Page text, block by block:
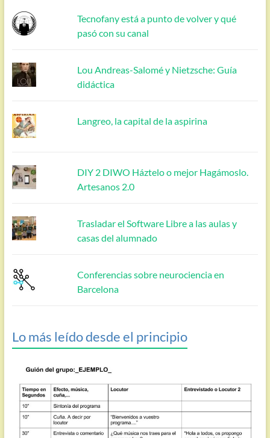
Tecnofany está a punto de volver y qué
pasó con su canal
Lou Andreas-Salomé y Nietzsche: Guía
didáctica
Langreo, la capital de la aspirina
DIY 2 DIWO Háztelo o mejor Hagámoslo.
Artesanos 2.0
Trasladar el Software Libre a las aulas y
casas del alumnado
Conferencias sobre neurociencia en
Barcelona
Lo más leído desde el principio